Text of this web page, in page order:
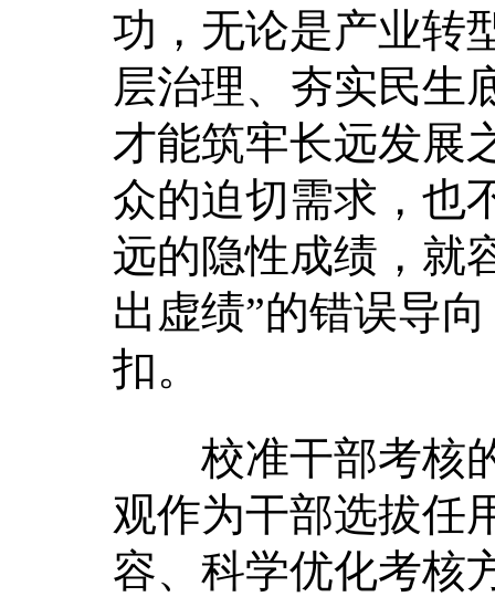
功，无论是产业转
层治理、夯实民生
才能筑牢长远发展
众的迫切需求，也
远的隐性成绩，就
出虚绩”的错误导
扣。
校准干部考核的
观作为干部选拔任
容、科学优化考核